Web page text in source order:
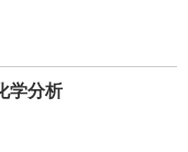
学分析